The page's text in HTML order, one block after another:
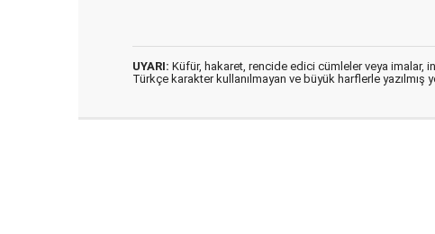
UYARI: Küfür, hakaret, rencide edici cümleler veya imalar,
Türkçe karakter kullanılmayan ve büyük harflerle yazılmış